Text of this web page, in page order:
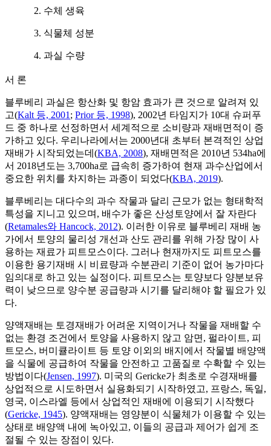
2. 수체 생육
3. 식물체 성분
4. 과실 수량
서 론
블루베리 과실은 항산화 및 항암 효과가 큰 것으로 알려져 있
고(Kalt 등, 2001 ; Prior 등, 1998), 2002년 타임지가 10대 슈퍼푸
드 중 하나로 선정하면서 세계적으로 소비량과 재배면적이 증
가하고 있다. 우리나라에서는 2000년대 초부터 본격적인 상업
재배가 시작되었는데(KBA, 2008), 재배면적은 2010년 534ha에
서 2018년도는 3,700ha로 급속히 증가하여 현재 과수산업에서
중요한 위치를 차지하는 과종이 되었다(KBA, 2019).
블루베리는 대다수의 과수 작물과 달리 근모가 없는 형태학적
특성을 지니고 있으며, 배수가 좋은 산성토양에서 잘 자란다
(Retamales와 Hancock, 2012). 이러한 이유로 블루베리 재배 농
가에서 토양의 물리성 개선과 산도 관리를 위해 가장 많이 사
용하는 재료가 피트모스이다. 그러나 현재까지도 피트모스를
이용한 용기재배 시 비료량과 수분관리 기준이 없어 농가마다
임의대로 하고 있는 실정이다. 피트모스는 토양보다 양분보유
력이 낮으므로 양수분 공급량과 시기를 달리해야 할 필요가 있
다.
양액재배는 토경재배가 어려운 지역이거나 작물을 재배할 수
없는 환경 조건에서 토양을 사용하지 않고 암면, 펄라이트, 피
트모스, 버미큘라이트 등 토양 이외의 배지에서 작물별 배양액
을 식물에 공급하여 작물을 안전하고 고품질로 수확할 수 있는
방법이다(Jensen, 1997). 미국의 Gericke가 최초로 수경재배를
상업적으로 시도하면서 실용화되기 시작하였고, 프랑스, 독일,
영국, 이스라엘 등에서 상업적인 재배에 이용되기 시작했다
(Gericke, 1945). 양액재배는 영양분이 식물체가 이용할 수 있는
상태로 배양액 내에 녹아있고, 이들의 공급과 제어가 쉽게 조
절될 수 있는 장점이 있다.